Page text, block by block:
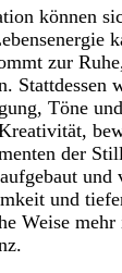
können
zur
Stattdessen
Töne
der
und
und
Weise mehr